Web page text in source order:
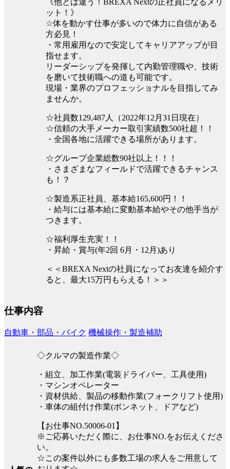
ット！》
☆体を動かす仕事が多いので体力に自信がある
方必見！
・常用雇用なので安定してキャリアアップが目
指せます。
リーダーシップを発揮して内勤管理職や、技術
を磨いて技術職への道も可能です。
現場・業界のプロフェッショナルを目指してみ
ませんか。
☆社員数129,487人（2022年12月31日現在）
☆信頼の大手メーカー取引実績数500社超！！
・全国各地に活躍できる場所があります。
☆グループ企業総数90社以上！！！
・さまざまなフィールドで活躍できるチャンス
も！？
☆製造系正社員、基本給165,600円！！
・給与には基本給に変動基本給やその他手当が
つきます。
☆福利厚生充実！！
・昇給・賞与(年2回 6月・12月)あり
＜＜BREXA Nextの社員になってお友達を紹介す
ると、最大15万円もらえる！＞＞
仕事内容
自動車・部品・バイク 機械操作・製造補助
◇クルマの製造作業◇
・組立、加工作業(電装ドライバー、工具使用)
・マシンオペレーター
・資材供給、製品の移動作業(フォークリフト使用)
・車体の組付け作業(ボンネット、ドアなど)
【お仕事NO.50006-01】
※ご応募いただく際に、お仕事NO.をお伝えくださ
い。
☆この案件以外にも多数工場の求人をご用意して